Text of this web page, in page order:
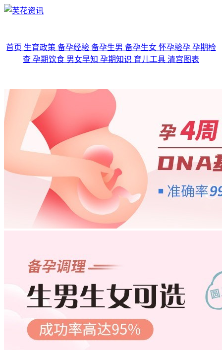
首页 生育政策 备孕经验 备孕生男 备孕生女 怀孕验孕 孕期检
查 孕期饮食 男女早知 孕期知识 育儿工具 清宫图表